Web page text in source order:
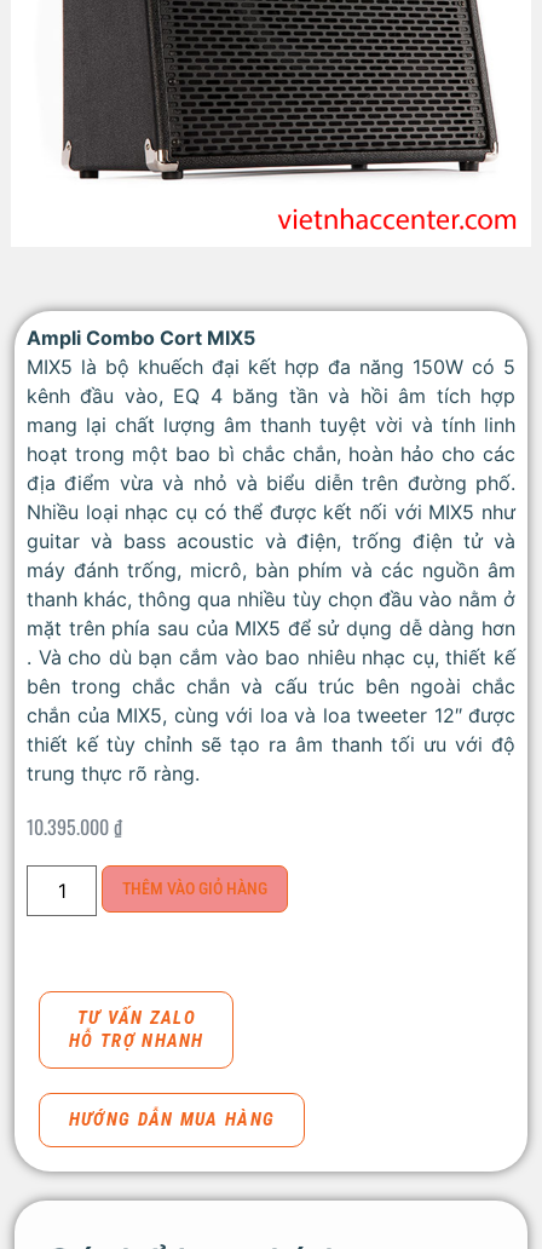
Ampli Combo Cort MIX5
MIX5 là bộ khuếch đại kết hợp đa năng 150W có 5
kênh đầu vào, EQ 4 băng tần và hồi âm tích hợp
mang lại chất lượng âm thanh tuyệt vời và tính linh
hoạt trong một bao bì chắc chắn, hoàn hảo cho các
địa điểm vừa và nhỏ và biểu diễn trên đường phố.
Nhiều loại nhạc cụ có thể được kết nối với MIX5 như
guitar và bass acoustic và điện, trống điện tử và
máy đánh trống, micrô, bàn phím và các nguồn âm
thanh khác, thông qua nhiều tùy chọn đầu vào nằm ở
mặt trên phía sau của MIX5 để sử dụng dễ dàng hơn
. Và cho dù bạn cắm vào bao nhiêu nhạc cụ, thiết kế
bên trong chắc chắn và cấu trúc bên ngoài chắc
chắn của MIX5, cùng với loa và loa tweeter 12″ được
thiết kế tùy chỉnh sẽ tạo ra âm thanh tối ưu với độ
trung thực rõ ràng.
10.395.000₫
THÊM VÀO GIỎ HÀNG
TƯ VẤN ZALO
HỖ TRỢ NHANH
HƯỚNG DẪN MUA HÀNG